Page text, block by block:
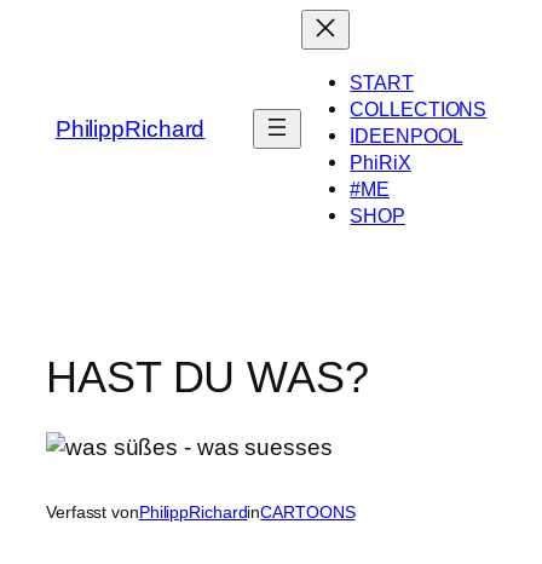
PhilippRichard
START
COLLECTIONS
IDEENPOOL
PhiRiX
#ME
SHOP
HAST DU WAS?
Verfasst vonPhilippRichardinCARTOONS